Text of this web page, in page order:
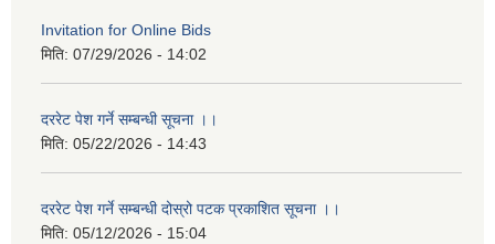
Invitation for Online Bids
मिति: 07/29/2026 - 14:02
दररेट पेश गर्ने सम्बन्धी सूचना ।।
मिति: 05/22/2026 - 14:43
दररेट पेश गर्ने सम्बन्धी दोस्रो पटक प्रकाशित सूचना ।।
मिति: 05/12/2026 - 15:04